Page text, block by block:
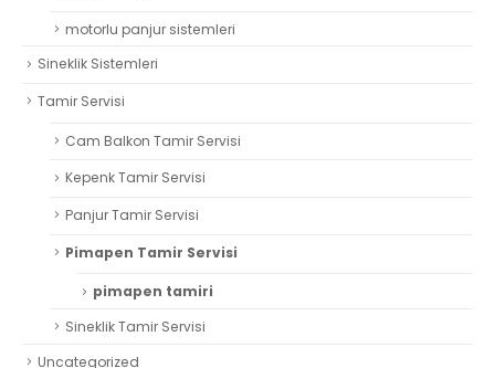
motorlu panjur sistemleri
Sineklik Sistemleri
Tamir Servisi
Cam Balkon Tamir Servisi
Kepenk Tamir Servisi
Panjur Tamir Servisi
Pimapen Tamir Servisi
pimapen tamiri
Sineklik Tamir Servisi
Uncategorized